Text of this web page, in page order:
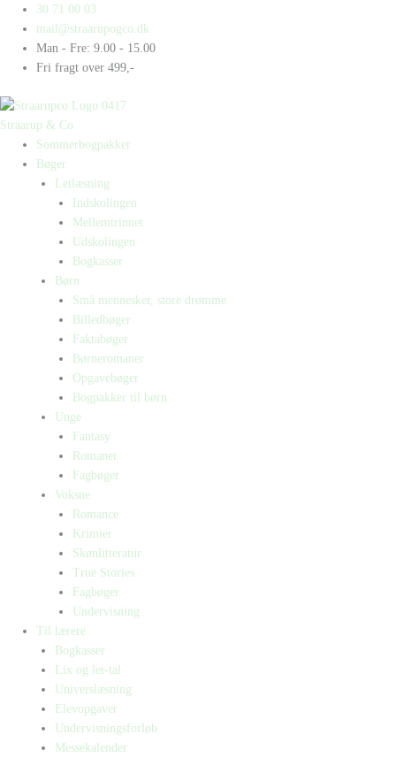
indholdet
30 71 00 03
mail@straarupogco.dk
Man - Fre: 9.00 - 15.00
Fri fragt over 499,-
Straarup & Co
Sommerbogpakker
Bøger
Letlæsning
Indskolingen
Mellemtrinnet
Udskolingen
Bogkasser
Børn
Små mennesker, store drømme
Billedbøger
Faktabøger
Børneromaner
Opgavebøger
Bogpakker til børn
Unge
Fantasy
Romaner
Fagbøger
Voksne
Romance
Krimier
Skønlitteratur
True Stories
Fagbøger
Undervisning
Til lærere
Bogkasser
Lix og let-tal
Universlæsning
Elevopgaver
Undervisningsforløb
Messekalender
Products
search
Products
search
fjenden